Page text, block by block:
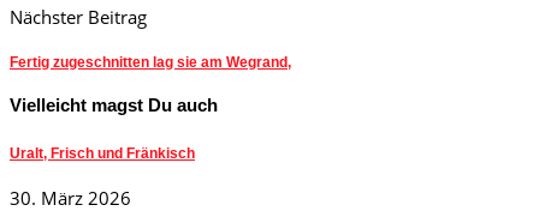
Nächster Beitrag
Fertig zugeschnitten lag sie am Wegrand,
Vielleicht magst Du auch
Uralt, Frisch und Fränkisch
30. März 2026